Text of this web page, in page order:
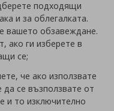
подходящи
и за облегалката.
вашето обзавеждане.
ако ги изберете в
се;
че ако използвате
се възползвате от
и то изключително